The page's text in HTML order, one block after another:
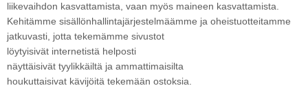
liikevaihdon kasvattamista, vaan myös maineen kasvattamista.
Kehitämme sisällönhallintajärjestelmäämme ja oheistuotteitamme
jatkuvasti, jotta tekemämme sivustot
löytyisivät internetistä helposti
näyttäisivät tyylikkäiltä ja ammattimaisilta
houkuttaisivat kävijöitä tekemään ostoksia.